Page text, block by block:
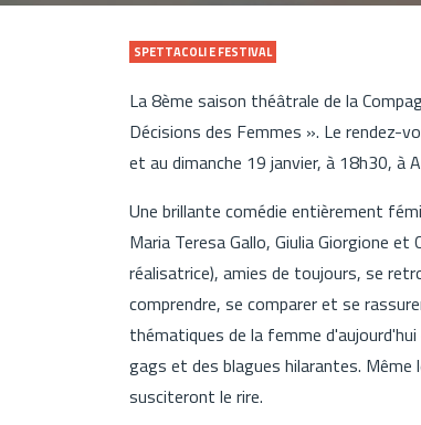
SPETTACOLI E FESTIVAL
La 8ème saison théâtrale de la
Décisions des Femmes ». Le rendez-
et au dimanche 19 janvier, à 18h30, à
Une brillante comédie entièrement
Maria Teresa Gallo, Giulia Giorgione
réalisatrice), amies de toujours, se
comprendre, se comparer et se
thématiques de la femme
gags et des blagues hilarantes.
susciteront le rire.